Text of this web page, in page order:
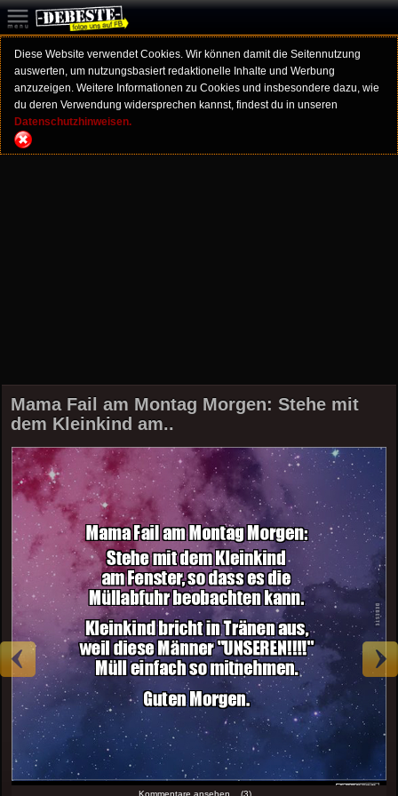
Diese Website verwendet Cookies. Wir können damit die Seitennutzung
auswerten, um nutzungsbasiert redaktionelle Inhalte und Werbung
anzuzeigen. Weitere Informationen zu Cookies und insbesondere dazu, wie
du deren Verwendung widersprechen kannst, findest du in unseren
Datenschutzhinweisen.
Mama Fail am Montag Morgen: Stehe mit
dem Kleinkind am..
Kommentare ansehen... (3)